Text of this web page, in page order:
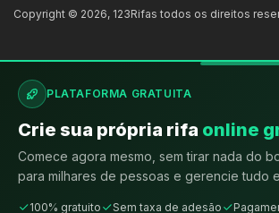
Copyright © 2026, 123Rifas todos os direitos
PLATAFORMA GRATUITA
Crie sua própria rifa online
Comece agora mesmo, sem tirar nada do
para milhares de pessoas e gerencie tudo
100% gratuito Sem taxa de adesão